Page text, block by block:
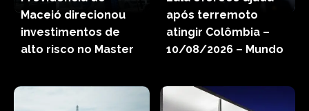
Maceió direcionou
investimentos de
alto risco no Master
após terremoto
atingir Colômbia –
10/08/2026 – Mundo